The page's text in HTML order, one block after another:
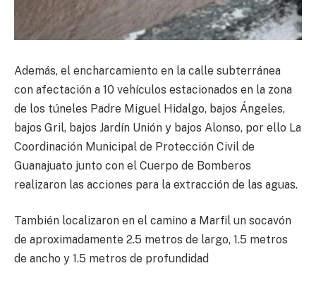
Además, el encharcamiento en la calle subterránea
con afectación a 10 vehículos estacionados en la zona
de los túneles Padre Miguel Hidalgo, bajos Ángeles,
bajos Gril, bajos Jardín Unión y bajos Alonso, por ello La
Coordinación Municipal de Protección Civil de
Guanajuato junto con el Cuerpo de Bomberos
realizaron las acciones para la extracción de las aguas.
También localizaron en el camino a Marfil un socavón
de aproximadamente 2.5 metros de largo, 1.5 metros
de ancho y 1.5 metros de profundidad